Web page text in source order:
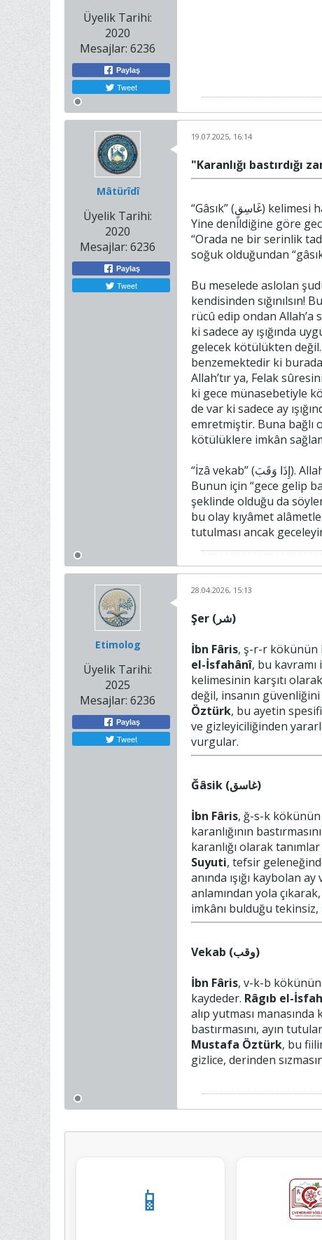
Üyelik Tarihi:
2020
Mesajlar: 6236
Paylaş
Tweet
Mâtürîdî
Üyelik Tarihi:
2020
Mesajlar: 6236
Paylaş
Tweet
19.07.2025, 16:14
"Karanlığı bastırdığı
“Gâsık” (غَاسِقٍ) kelimesi hakkında çeşitli yorumlar yapılmıştır. Denildi ki gâsık “karanlık gece’dir, “gasak” da “karanlık” demektir.
Yine denildiğine göre
“Orada ne bir serinlik
soğuk olduğundan
Bu meselede aslolan
kendisinden sığınılsın!
rücû edip ondan Allah’a
ki sadece ay ışığında
gelecek kötülükten
benzemektedir ki
Allah’tır ya, Felak
ki gece münasebetiyle
de var ki sadece ay
emretmiştir. Buna bağlı
kötülüklere imkân
“İzâ vekab” (إِذَا وَقَبَ). Allah Teâlânın bu kelâmında yer alan “vekab” kelimesinin mânasına dair farklı açıklamalar yapılmıştır.
Bunun için “gece gelip
şeklinde olduğu da
bu olay kıyâmet
tutulması ancak
Etimolog
Üyelik Tarihi:
2025
Mesajlar: 6236
Paylaş
Tweet
28.04.2026, 15:13
Şer (شر)
İbn Fâris, ş-r-r kökünün
el-İsfahânî, bu
kelimesinin karşıtı
değil, insanın
Öztürk, bu ayetin
ve gizleyiciliğinden
vurgular.
Ğâsik (غاسق)
İbn Fâris, ğ-s-k
karanlığının
karanlığı olarak
Suyuti, tefsir
anında ışığı kaybolan
anlamından yola
imkânı bulduğu
Vekab (وقب)
İbn Fâris, v-k-b kökünün
kaydeder. Râgıb el-
alıp yutması manasında
bastırmasını, ayın
Mustafa Öztürk, bu
gizlice, derinden
📱